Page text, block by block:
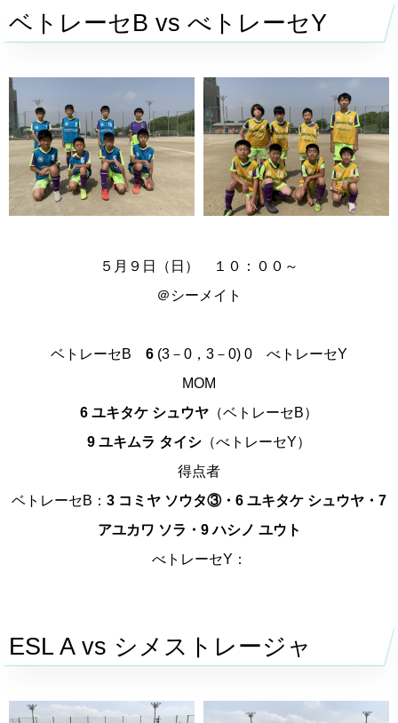
ベトレーセB vs べトレーセY
５月９日（日） １０：００～
＠ シーメイト
ベトレーセB 6 (3－0，3－0) 0 べトレーセY
MOM
6 ユキタケ シュウヤ （ベトレーセB）
9 ユキムラ タイシ （べトレーセY）
得点者
ベトレーセB： 3 コミヤ ソウタ③・6 ユキタケ シュウヤ・7
アユカワ ソラ・9 ハシノ ユウト
べトレーセY：
ESL A vs シメストレージャ